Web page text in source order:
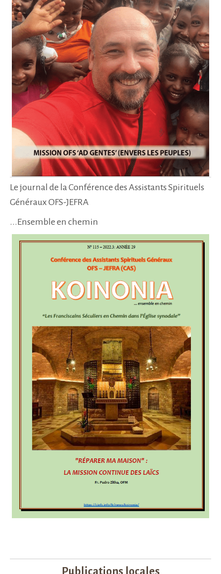
Le journal de la Conférence des Assistants Spirituels
Généraux OFS-JEFRA
...Ensemble en chemin
Publications locales